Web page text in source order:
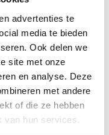
advertenties te
media te bieden
Ook delen we
site met onze
en analyse. Deze
met andere
of die ze hebben
hun services.